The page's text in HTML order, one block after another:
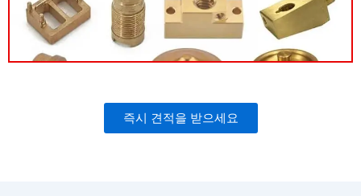
즉시 견적을 받으세요